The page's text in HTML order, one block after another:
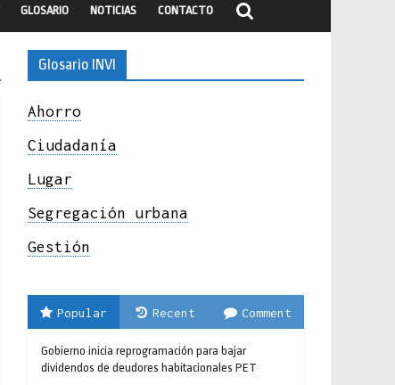
GLOSARIO NOTICIAS CONTACTO
Glosario INVI
Ahorro
Ciudadanía
Lugar
Segregación urbana
Gestión
Popular Recent Comment
Gobierno inicia reprogramación para bajar
dividendos de deudores habitacionales PET